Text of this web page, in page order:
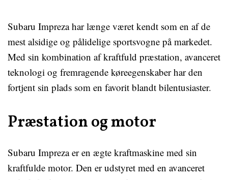
Subaru Impreza har længe været kendt som en af ​​de
mest alsidige og pålidelige sportsvogne på markedet.
Med sin kombination af kraftfuld præstation, avanceret
teknologi og fremragende køreegenskaber har den
fortjent sin plads som en favorit blandt bilentusiaster.
Præstation og motor
Subaru Impreza er en ægte kraftmaskine med sin
kraftfulde motor. Den er udstyret med en avanceret